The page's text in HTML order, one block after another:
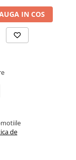
IN COS
de